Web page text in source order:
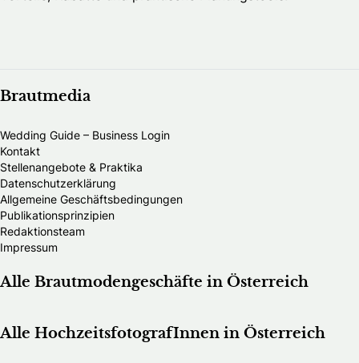
Brautmedia
Wedding Guide – Business Login
Kontakt
Stellenangebote & Praktika
Datenschutzerklärung
Allgemeine Geschäftsbedingungen
Publikationsprinzipien
Redaktionsteam
Impressum
Alle Brautmodengeschäfte in Österreich
Alle HochzeitsfotografInnen in Österreich